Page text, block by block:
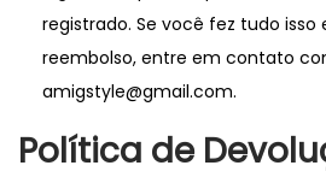
registrado. Se você fez tudo
reembolso, entre em contato
amigstyle@gmail.com.
Política de